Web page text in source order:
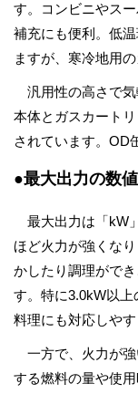
す。コンビニやス
補充にも便利。低
ますが、寒冷地用
汎用性の高さで気
本体とガスカート
されています。OD
●最大出力の数
最大出力は「kW
ほど火力が強くな
かしたり調理がで
す。特に3.0kW以
料理にも対応しやす
一方で、火力が強
する燃料の量や使